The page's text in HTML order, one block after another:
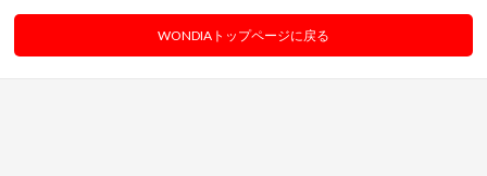
WONDIAトップページに戻る